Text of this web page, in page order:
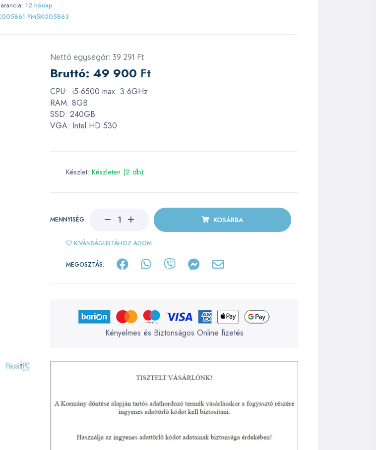
12 hónap
YM5K005863
Nettó egységár: 39 291 Ft
Bruttó: 49 900 Ft
CPU: i5-6500 max. 3.6GHz
RAM: 8GB
SSD: 240GB
VGA: Intel HD 530
Készlet: Készleten (2 db)
MENNYISÉG: KOSÁRBA
KIVÁNSÁGLISTÁHOZ ADOM
MEGOSZTÁS:
Kényelmes és Biztonságos Online fizetés